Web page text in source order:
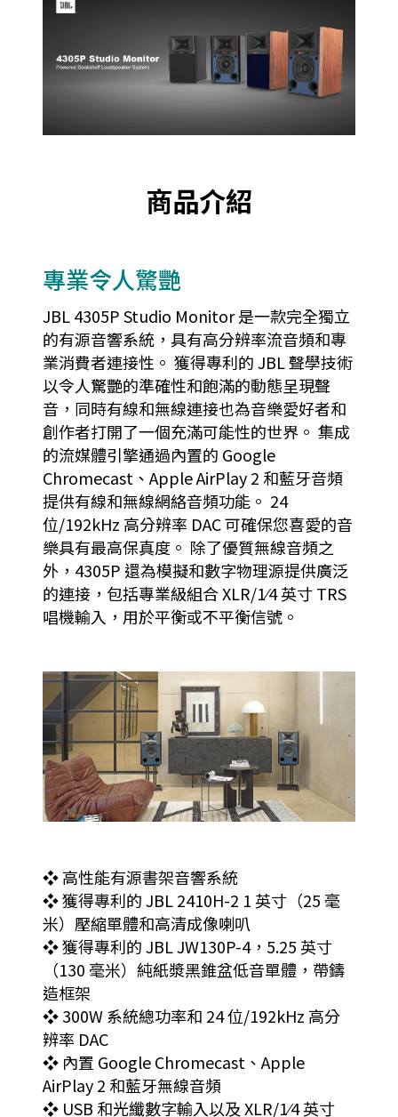
商品介紹
專業令人驚艷
JBL 4305P Studio Monitor 是一款完全獨立
的有源音響系統，具有高分辨率流音頻和專
業消費者連接性。 獲得專利的 JBL 聲學技術
以令人驚艷的準確性和飽滿的動態呈現聲
音，同時有線和無線連接也為音樂愛好者和
創作者打開了一個充滿可能性的世界。 集成
的流媒體引擎通過內置的 Google
Chromecast、Apple AirPlay 2 和藍牙音頻
提供有線和無線網絡音頻功能。 24
位/192kHz 高分辨率 DAC 可確保您喜愛的音
樂具有最高保真度。 除了優質無線音頻之
外，4305P 還為模擬和數字物理源提供廣泛
的連接，包括專業級組合 XLR/1⁄4 英寸 TRS
唱機輸入，用於平衡或不平衡信號。
❖ 高性能有源書架音響系統
❖ 獲得專利的 JBL 2410H-2 1 英寸（25 毫
米）壓縮單體和高清成像喇叭
❖ 獲得專利的 JBL JW130P-4，5.25 英寸
（130 毫米）純紙漿黑錐盆低音單體，帶鑄
造框架
❖ 300W 系統總功率和 24 位/192kHz 高分
辨率 DAC
❖ 內置 Google Chromecast、Apple
AirPlay 2 和藍牙無線音頻
❖ USB 和光纖數字輸入以及 XLR/1⁄4 英寸